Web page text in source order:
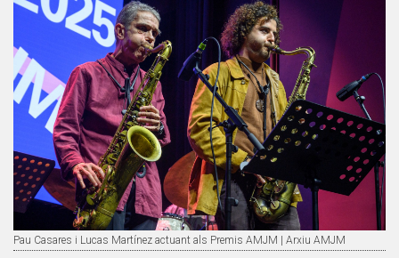
Pau Casares i Lucas Martínez actuant als Premis AMJM | Arxiu AMJM